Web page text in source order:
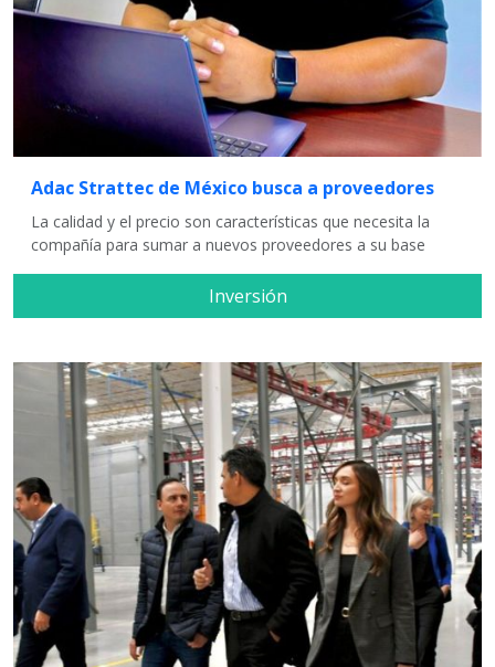
Adac Strattec de México busca a proveedores
La calidad y el precio son características que necesita la
compañía para sumar a nuevos proveedores a su base
Inversión